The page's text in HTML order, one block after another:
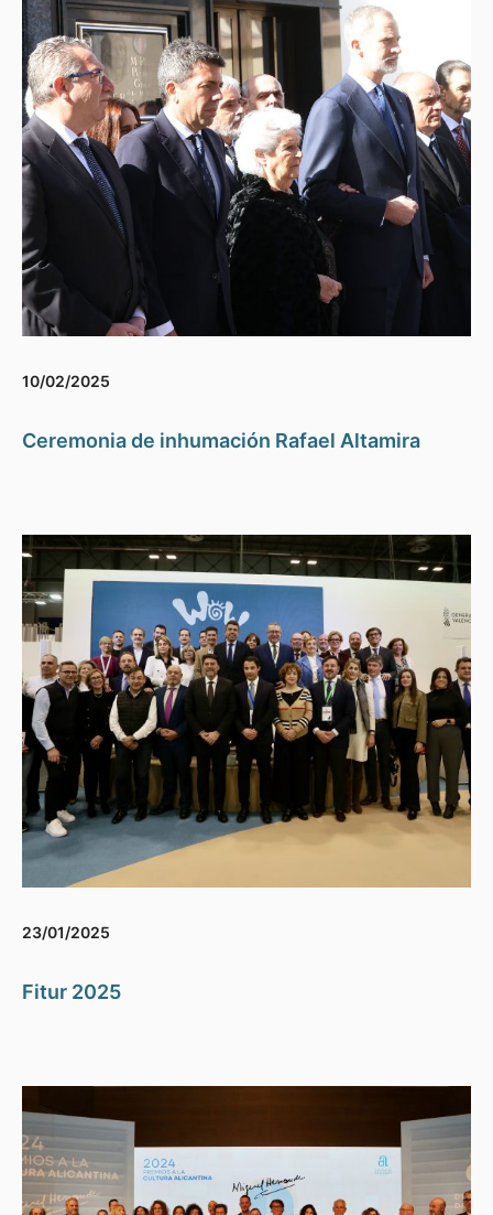
10/02/2025
Ceremonia de inhumación Rafael Altamira
23/01/2025
Fitur 2025